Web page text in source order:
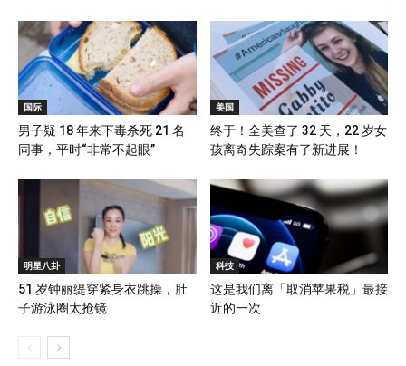
国际
男子疑 18 年来下毒杀死 21 名
同事，平时“非常不起眼”
美国
终于！全美查了 32 天，22 岁女
孩离奇失踪案有了新进展！
明星八卦
51 岁钟丽缇穿紧身衣跳操，肚
子游泳圈太抢镜
科技
这是我们离「取消苹果税」最接
近的一次